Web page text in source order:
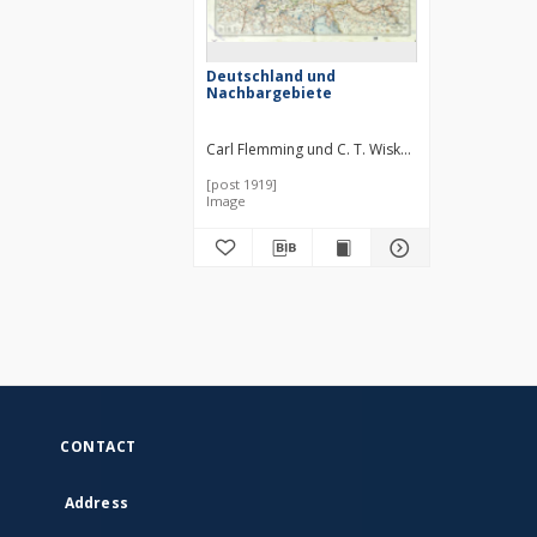
Deutschland und
Nachbargebiete
Carl Flemming und C. T. Wiskott
[post 1919]
Image
CONTACT
Address